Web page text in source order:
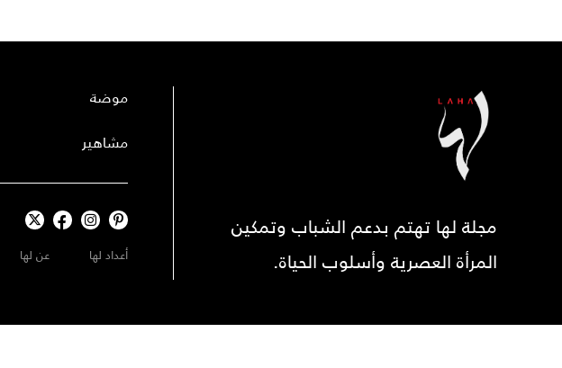
مجلة لها تهتم بدعم الشباب وتمكين
المرأة العصرية وأسلوب الحياة.
موضة
مشاهير
أعداد لها عن لها